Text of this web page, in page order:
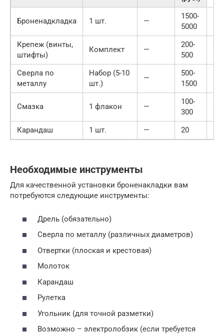
Броненадкладка 1 шт. —
1500-
5000
Крепеж (винты,
штифты)
Комплект —
200-
500
Сверла по
металлу
Набор (5-10
шт.)
—
500-
1500
Смазка 1 флакон —
100-
300
Карандаш
1 шт. — 20 20
Необходимые инструменты
Для качественной установки броненакладки вам
потребуются следующие инструменты:
Дрель (обязательно)
Сверла по металлу (различных диаметров)
Отвертки (плоская и крестовая)
Молоток
Карандаш
Рулетка
Угольник (для точной разметки)
Возможно – электролобзик (если требуется